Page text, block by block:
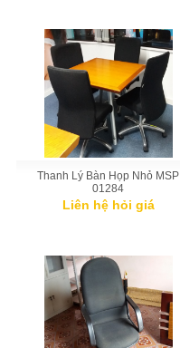
Thanh Lý Bàn Họp Nhỏ MSP
01284
Liên hệ hỏi giá